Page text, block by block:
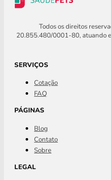
Todos os direitos
20.855.480/0001-80, atuando
SERVIÇOS
Cotação
FAQ
PÁGINAS
Blog
Contato
Sobre
LEGAL